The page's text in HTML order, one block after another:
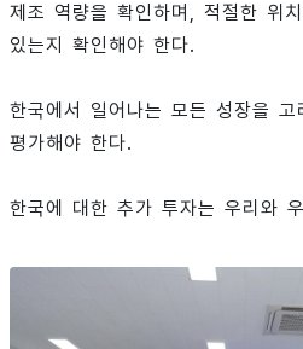
제조 역량을 확인하며, 적절한 위
있는지 확인해야 한다.
한국에서 일어나는 모든 성장을
평가해야 한다.
한국에 대한 추가 투자는 우리와